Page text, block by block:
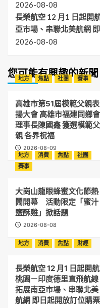
2026-08-08
長榮航空 12 月1 日起開
亞市場、串聯北美航網
2026-08-08
您可能有興趣的新聞
地方 焦點 社團 賽事
高雄市第51屆模範父親表
揚大會 高雄市福建同鄉會
理事長陳國鑫 獲選模範父
親 各界祝福
2026-08-09
地方 消費 焦點
社團
賽事
大崗山龍眼蜂蜜文化節熱
鬧開幕 活動限定「蜜汁
鹽酥雞」掀話題
2026-08-08
地方
消費 焦點 財經
長榮航空 12 月1 日起開航
桃園－印度德里直飛航線
拓展南亞市場、串聯北美
航網 即日起開放訂位購票